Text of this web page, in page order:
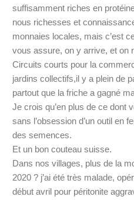
suffisamment riches en
nous richesses et
monnaies locales, mais c’est
vous assure, on y arrive, et on
Circuits courts pour la
jardins collectifs,il y a plein de
partout que la friche a gagné
Je crois qu’en plus de ce dont
sans l’obsession d’un outil en
des semences.
Et un bon couteau suisse.
Dans nos villages, plus de la
2020 ? j’ai été très malade,
début avril pour péritonite